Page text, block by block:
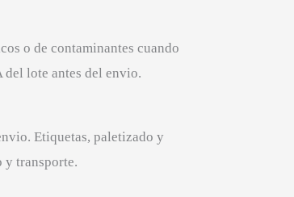
o de contaminantes cuando
lote antes del envio.
Etiquetas, paletizado y
y transporte.